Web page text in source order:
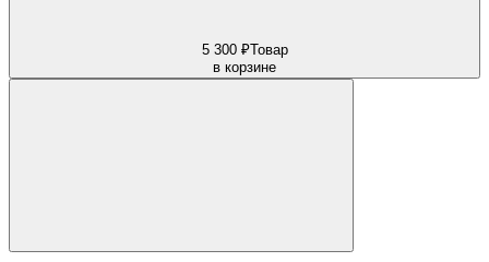
5 300 ₽Товар
в корзине